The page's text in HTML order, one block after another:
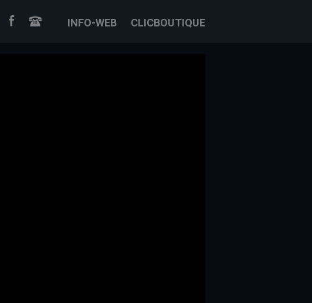
RECHERCHE
FACEBOOKNOUS JOINDRE
INFO-WEB CLICBOUTIQUE